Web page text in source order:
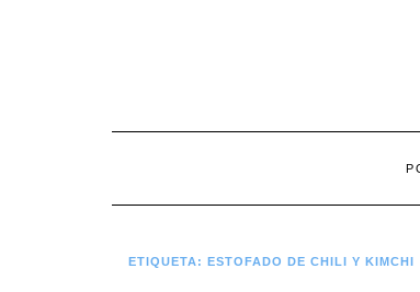
ETIQUETA: ESTOFADO DE CHILI Y KIMCHI